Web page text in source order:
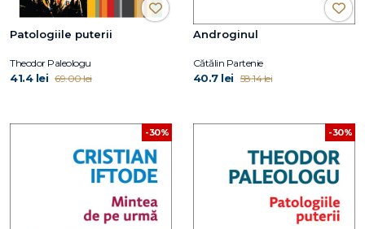
Patologiile puterii
Theodor Paleologu
41.4 lei 69.00 lei
Androginul
Cătălin Partenie
40.7 lei 58.14 lei
-30% -30%